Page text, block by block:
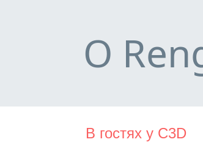
О
В гостях у C3D